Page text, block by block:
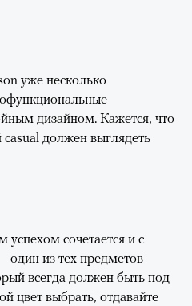
уже несколько
дизайном. Кажется, что
должен выглядеть
сочетается и с
из тех предметов
всегда должен быть под
цвет выбрать, отдавайте